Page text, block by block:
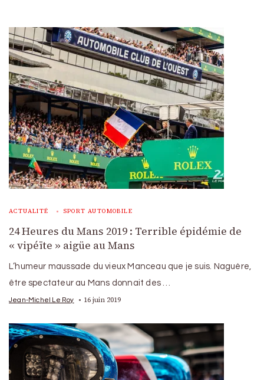
ACTUALITÉ SPORT AUTOMOBILE
24 Heures du Mans 2019 : Terrible épidémie de
« vipéïte » aigüe au Mans
L’humeur maussade du vieux Manceau que je suis. Naguère,
être spectateur au Mans donnait des …
Jean-Michel Le Roy 16 juin 2019